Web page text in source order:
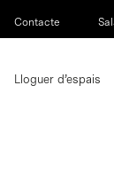
Contacte
Lloguer d’espais